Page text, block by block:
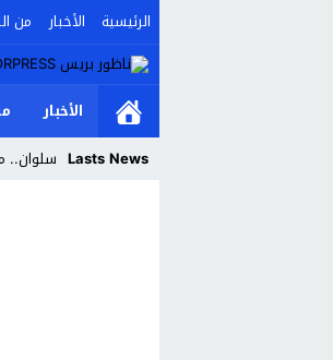
الرئيسية الأخبار من
الأخبار
Lasts News سلوان..